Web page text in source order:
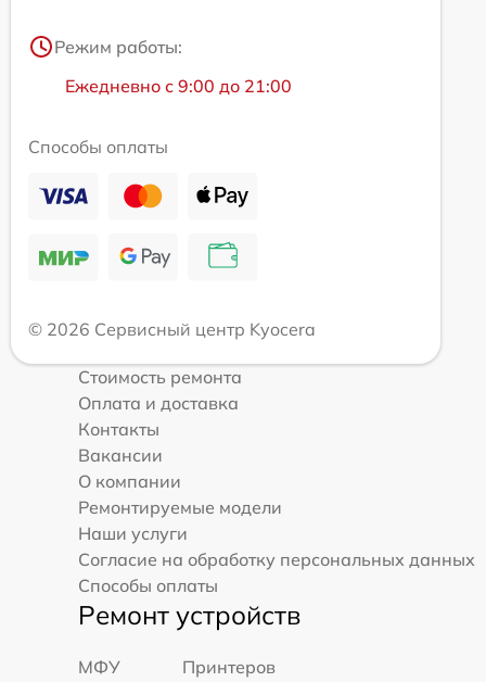
Режим работы:
Ежедневно с 9:00 до 21:00
Способы оплаты
© 2026 Сервисный центр Kyocera
Стоимость ремонта
Оплата и доставка
Контакты
Вакансии
О компании
Ремонтируемые модели
Наши услуги
Согласие на обработку персональных данных
Способы оплаты
Ремонт устройств
МФУ
Принтеров